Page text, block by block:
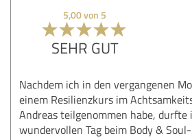
5,00 von 5
SEHR GUT
Nachdem ich in den vergangenen
einem Resilienzkurs im
Andreas teilgenommen habe, durfte
wundervollen Tag beim Body &